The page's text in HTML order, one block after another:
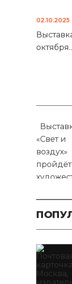
02.10.2025
октября
«Свет и
воздух»
Ф. А.